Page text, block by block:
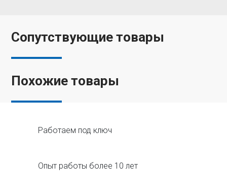
Сопутствующие товары
Похожие товары
Работаем под ключ
Опыт работы более 10 лет